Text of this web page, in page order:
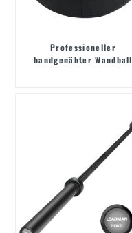
Professioneller
handgenähter Wandball